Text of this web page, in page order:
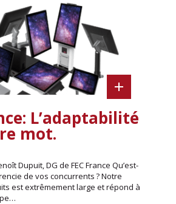
L’adaptabilité
mot.
Dupuit, DG de FEC France Qu’est-
de vos concurrents ? Notre
est extrêmement large et répond à